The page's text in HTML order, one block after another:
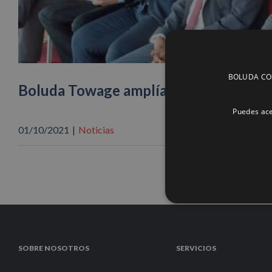
Boluda Towage amplía sus servicios
01/10/2021 | Noticias
SOBRE NOSOTROS SERVICIOS
BOLUDA
Puedes